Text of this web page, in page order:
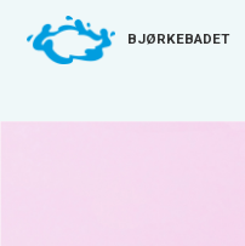
BJØRKEBADET